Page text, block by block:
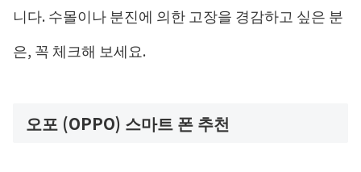
니다. 수몰이나 분진에 의한 고장을 경감하고 싶은 분
은, 꼭 체크해 보세요.
오포 (OPPO) 스마트 폰 추천